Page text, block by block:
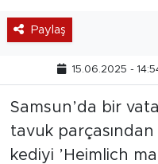
Paylaş
15.06.2025 -
Samsun’da bir
tavuk
kediyi ’Heimlich